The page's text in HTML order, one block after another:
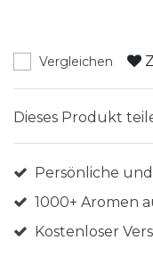
Vergleichen
Dieses Produkt
Persönliche
1000+ Aromen
Kostenloser